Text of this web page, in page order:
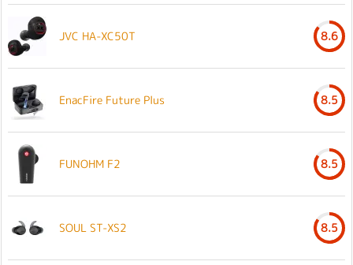
JVC HA-XC50T 8.6
EnacFire Future Plus 8.5
FUNOHM F2 8.5
SOUL ST-XS2 8.5